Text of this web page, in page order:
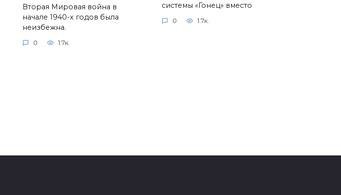
Вторая Мировая война в
начале 1940-х годов была
неизбежна.
0 1.7к.
системы «Гонец» вместо
0 1.7к.